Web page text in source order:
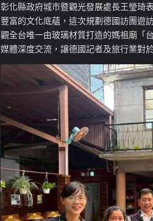
彰化縣政府城市暨觀光發展處長王瑩琦
豐富的文化底蘊，這次規劃德國訪團遊
觀全台唯一由玻璃材質打造的媽祖廟「
媒體深度交流，讓德國記者及旅行業對